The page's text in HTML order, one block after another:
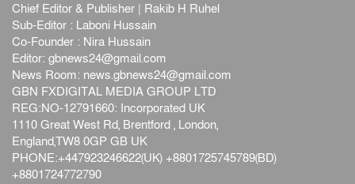
Chief Editor & Publisher | Rakib H Ruhel
Sub-Editor : Laboni Hussain
Co-Founder : Nira Hussain
Editor: gbnews24@gmail.com
News Room: news.gbnews24@gmail.com
GBN FXDIGITAL MEDIA GROUP LTD
REG:NO-12791660: Incorporated UK
1110 Great West Rd, Brentford , London,
England,TW8 0GP GB UK
PHONE:+447923246622(UK) +8801725745789(BD)
+8801724772790